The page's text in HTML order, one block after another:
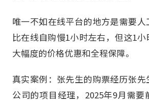
唯一不如在线平台的地方是需要
比在线自购慢1小时左右，但这1
大幅度的价格优惠和全程保障。
真实案例：张先生的购票经历张
公司的项目经理，2025年9月需要